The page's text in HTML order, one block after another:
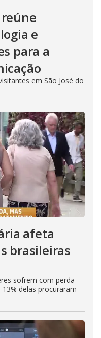
e
para a
em São José do
afeta
brasileiras
sofrem com perda
delas procuraram